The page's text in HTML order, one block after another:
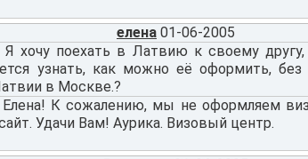
елена 01-06-2005
хочу поехать в Латвию к своему другу,
узнать, как можно её оформить,
в Москве.?
К сожалению, мы не оформляем
Удачи Вам! Аурика. Визовый центр.